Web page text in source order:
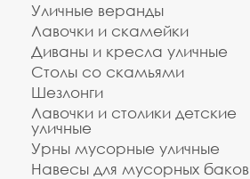
Уличные веранды
Лавочки и скамейки
Диваны и кресла уличные
Столы со скамьями
Шезлонги
Лавочки и столики детские
уличные
Урны мусорные уличные
Навесы для мусорных баков